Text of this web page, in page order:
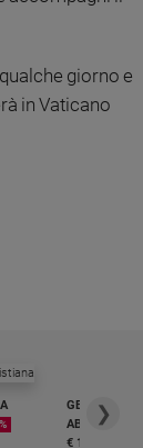
giorno e
in Vaticano
GBABY
€ 16,99
❯